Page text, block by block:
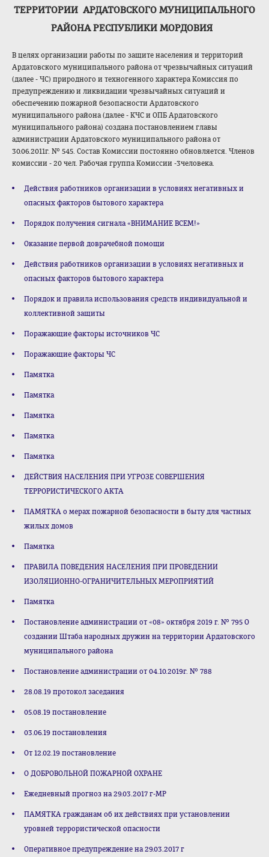
ТЕРРИТОРИИ АРДАТОВСКОГО МУНИЦИПАЛЬНОГО
РАЙОНА РЕСПУБЛИКИ МОРДОВИЯ
В целях организации работы по защите населения и территорий
Ардатовского муниципального района от чрезвычайных ситуаций
(далее - ЧС) природного и техногенного характера Комиссия по
предупреждению и ликвидации чрезвычайных ситуаций и
обеспечению пожарной безопасности Ардатовского
муниципального района (далее - КЧС и ОПБ Ардатовского
муниципального района) создана постановлением главы
администрации Ардатовского муниципального района от
30.06.2011г. № 545. Состав Комиссии постоянно обновляется. Членов
комиссии - 20 чел. Рабочая группа Комиссии -3человека.
Действия работников организации в условиях негативных и
опасных факторов бытового характера
Порядок получения сигнала «ВНИМАНИЕ ВСЕМ!»
Оказание первой доврачебной помощи
Действия работников организации в условиях негативных и
опасных факторов бытового характера
Порядок и правила использования средств индивидуальной и
коллективной защиты
Поражающие факторы источников ЧС
Поражающие факторы ЧС
Памятка
Памятка
Памятка
Памятка
Памятка
ДЕЙСТВИЯ НАСЕЛЕНИЯ ПРИ УГРОЗЕ СОВЕРШЕНИЯ
ТЕРРОРИСТИЧЕСКОГО АКТА
ПАМЯТКА о мерах пожарной безопасности в быту для частных
жилых домов
Памятка
ПРАВИЛА ПОВЕДЕНИЯ НАСЕЛЕНИЯ ПРИ ПРОВЕДЕНИИ
ИЗОЛЯЦИОННО-ОГРАНИЧИТЕЛЬНЫХ МЕРОПРИЯТИЙ
Памятка
Постановление администрации от «08» октября 2019 г. № 795 О
создании Штаба народных дружин на территории Ардатовского
муниципального района
Постановление администрации от 04.10.2019г. № 788
28.08.19 протокол заседания
05.08.19 постановление
03.06.19 постановления
От 12.02.19 постановление
О ДОБРОВОЛЬНОЙ ПОЖАРНОЙ ОХРАНЕ
Ежедневный прогноз на 29.03.2017 г-МР
ПАМЯТКА гражданам об их действиях при установлении
уровней террористической опасности
Оперативное предупреждение на 29.03.2017 г